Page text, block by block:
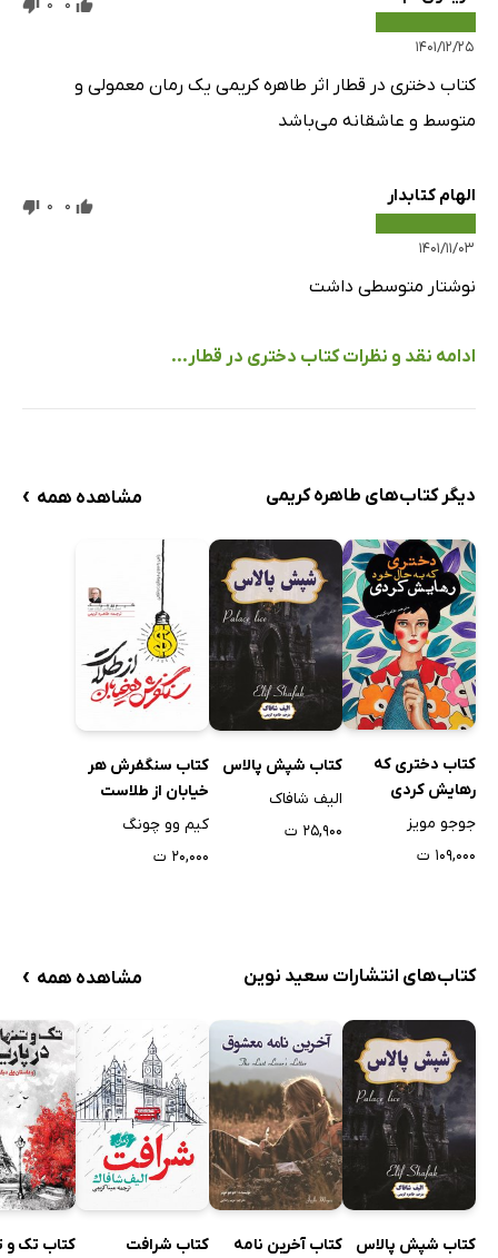
۱۴۰۱/۱۲/۲۵
0
0
کتاب دختری در قطار اثر طاهره کریمی یک رمان معمولی و
متوسط و عاشقانه می‌باشد
الهام کتابدار
۱۴۰۱/۱۱/۰۳
0
0
نوشتار متوسطی داشت
ادامه نقد و نظرات کتاب دختری در قطار...
دیگر کتاب‌های طاهره کریمی مشاهده همه ›
کتاب دختری که
رهایش کردی
جوجو مویز
۱۰۹,۰۰۰ ت
کتاب شپش پالاس
الیف شافاک
۲۵,۹۰۰ ت
کتاب سنگفرش هر
خیابان از طلاست
کیم وو چونگ
۲۰,۰۰۰ ت
کتاب‌های انتشارات سعید نوین مشاهده همه ›
کتاب شپش پالاس
کتاب آخرین نامه
کتاب شرافت
کتاب تک و